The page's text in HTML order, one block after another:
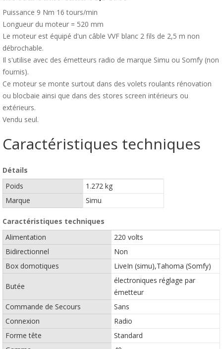
Puissance 9 Nm 16 tours/min
Longueur du moteur = 520 mm
Le moteur est équipé d'un câble VVF blanc 2 fils de 2,5 m non
débrochable.
Il s'utilise avec des émetteurs radio de marque Simu ou Somfy (non
fournis).
Ce moteur se monte surtout dans des volets roulants rénovation
ou blocbaie ainsi que dans des stores screen intérieurs ou
extérieurs.
Vendu seul.
Caractéristiques techniques
Détails
Poids
1.272 kg
Marque
Simu
Caractéristiques techniques
Alimentation
220 volts
Bidirectionnel
Non
Box domotiques
LiveIn (simu),Tahoma (Somfy)
Butée
électroniques réglage par
émetteur
Commande de Secours
Sans
Connexion
Radio
Forme tête
Standard